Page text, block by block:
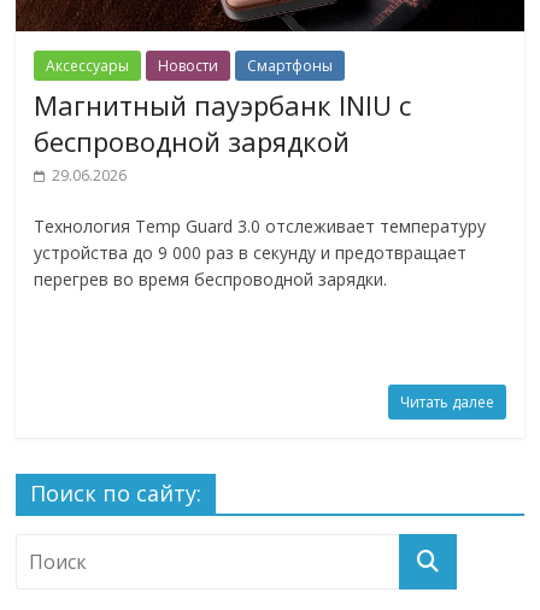
Аксессуары Новости Смартфоны
Магнитный пауэрбанк INIU с
беспроводной зарядкой
29.06.2026
Технология Temp Guard 3.0 отслеживает температуру
устройства до 9 000 раз в секунду и предотвращает
перегрев во время беспроводной зарядки.
Читать далее
Поиск по сайту: